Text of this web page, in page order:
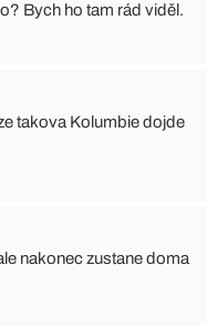
Bych ho tam rád viděl.
takova Kolumbie dojde
nakonec zustane doma